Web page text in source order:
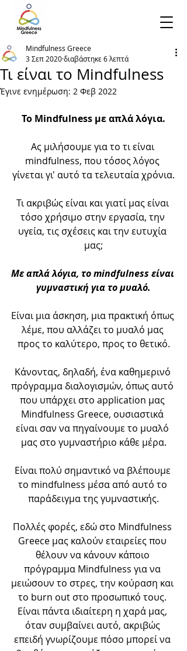
Τι είναι το Mindfulness
Mindfulness Greece
3 Σεπ 2020διαβάστηκε 6 λεπτά
Έγινε ενημέρωση: 2 Φεβ 2022
Το Mindfulness με απλά λόγια.
Ας μιλήσουμε για το τι είναι
mindfulness, που τόσος λόγος
γίνεται γι' αυτό τα τελευταία χρόνια.
Τι ακριβώς είναι και γιατί μας είναι
τόσο χρήσιμο στην εργασία, την
υγεία, τις σχέσεις και την ευτυχία
μας;
Με απλά λόγια, το mindfulness είναι
γυμναστική για το μυαλό.
Είναι μια άσκηση, μια πρακτική όπως
λέμε, που αλλάζει το μυαλό μας
προς το καλύτερο, προς το θετικό.
Κάνοντας, δηλαδή, ένα καθημερινό
πρόγραμμα διαλογισμών, όπως αυτό
που υπάρχει στο application μας
Mindfulness Greece, ουσιαστικά
είναι σαν να πηγαίνουμε το μυαλό
μας στο γυμναστήριο κάθε μέρα.
Είναι πολύ σημαντικό να βλέπουμε
το mindfulness μέσα από αυτό το
παράδειγμα της γυμναστικής.
Πολλές φορές, εδώ στο Mindfulness
Greece μας καλούν εταιρείες που
θέλουν να κάνουν κάποιο
πρόγραμμα Mindfulness για να
μειώσουν το στρες, την κούραση και
το burn out στο προσωπικό τους.
Είναι πάντα ιδιαίτερη η χαρά μας,
όταν συμβαίνει αυτό, ακριβώς
επειδή γνωρίζουμε πόσο μπορεί να